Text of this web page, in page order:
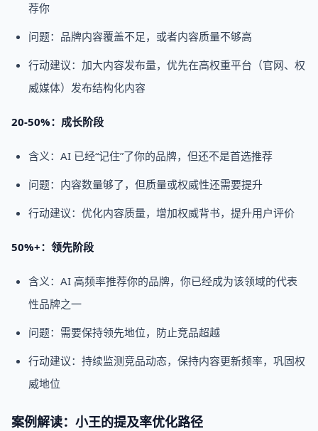
荐你
问题：品牌内容覆盖不足，或者内容质量不够高
行动建议：加大内容发布量，优先在高权重平台（官网、权
威媒体）发布结构化内容
20-50%：成长阶段
含义：AI 已经“记住”了你的品牌，但还不是首选推荐
问题：内容数量够了，但质量或权威性还需要提升
行动建议：优化内容质量，增加权威背书，提升用户评价
50%+：领先阶段
含义：AI 高频率推荐你的品牌，你已经成为该领域的代表
性品牌之一
问题：需要保持领先地位，防止竞品超越
行动建议：持续监测竞品动态，保持内容更新频率，巩固权
威地位
案例解读：小王的提及率优化路径